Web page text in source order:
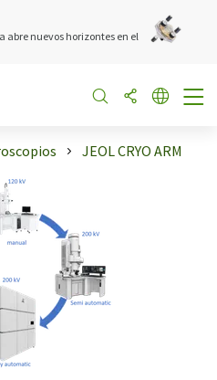
nuevos horizontes en el
JEOL CRYO ARM